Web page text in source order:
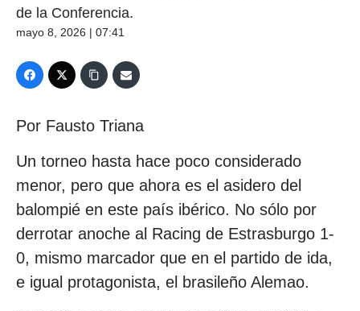
de la Conferencia.
mayo 8, 2026 | 07:41
Por Fausto Triana
Un torneo hasta hace poco considerado
menor, pero que ahora es el asidero del
balompié en este país ibérico. No sólo por
derrotar anoche al Racing de Estrasburgo 1-
0, mismo marcador que en el partido de ida,
e igual protagonista, el brasileño Alemao.